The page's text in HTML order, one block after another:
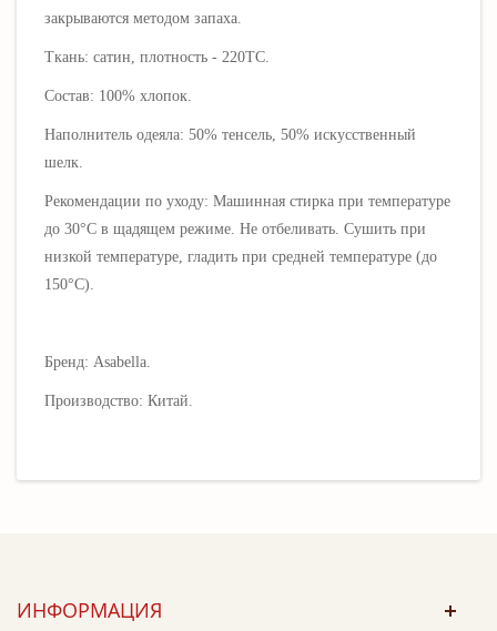
закрываются методом запаха.
Ткань: сатин, плотность - 220ТС.
Состав: 100% хлопок.
Наполнитель одеяла: 50% тенсель, 50% искусственный
шелк.
Рекомендации по уходу: Машинная стирка при температуре
до 30°C в щадящем режиме. Не отбеливать. Сушить при
низкой температуре, гладить при средней температуре (до
150°C).
Бренд: Asabella.
Производство: Китай.
ИНФОРМАЦИЯ